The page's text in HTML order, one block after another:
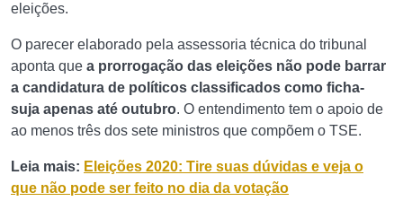
eleições.
O parecer elaborado pela assessoria técnica do tribunal
aponta que a prorrogação das eleições não pode barrar
a candidatura de políticos classificados como ficha-
suja apenas até outubro. O entendimento tem o apoio de
ao menos três dos sete ministros que compõem o TSE.
Leia mais: Eleições 2020: Tire suas dúvidas e veja o
que não pode ser feito no dia da votação